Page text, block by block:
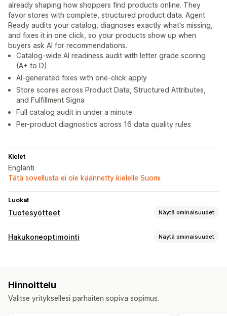
already shaping how shoppers find products online. They
favor stores with complete, structured product data. Agent
Ready audits your catalog, diagnoses exactly what's missing,
and fixes it in one click, so your products show up when
buyers ask AI for recommendations.
Catalog-wide AI readiness audit with letter grade scoring
(A+ to D)
AI-generated fixes with one-click apply
Store scores across Product Data, Structured Attributes,
and Fulfillment Signa
Full catalog audit in under a minute
Per-product diagnostics across 16 data quality rules
Kielet
Englanti
Tätä sovellusta ei ole käännetty kielelle Suomi
Luokat
Tuotesyötteet Näytä ominaisuudet
Syötteen mukauttaminen
Tuotteiden synkronointi
Hakukoneoptimointi Näytä ominaisuudet
Hinnoittelu
Valitse yrityksellesi parhaiten sopiva sopimus.